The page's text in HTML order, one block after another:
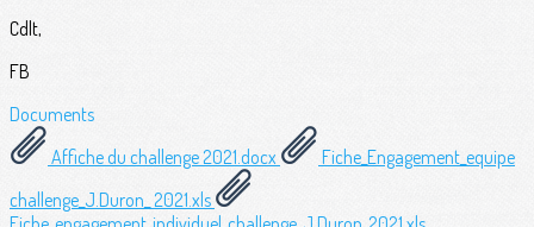
Cdlt,
FB
Documents
Affiche du challenge 2021.docx
Fiche_Engagement_equipe
challenge_J.Duron_ 2021.xls